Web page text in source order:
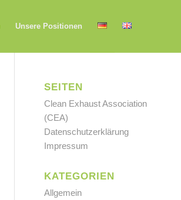
Unsere Positionen
SEITEN
Clean Exhaust Association
(CEA)
Datenschutzerklärung
Impressum
KATEGORIEN
Allgemein